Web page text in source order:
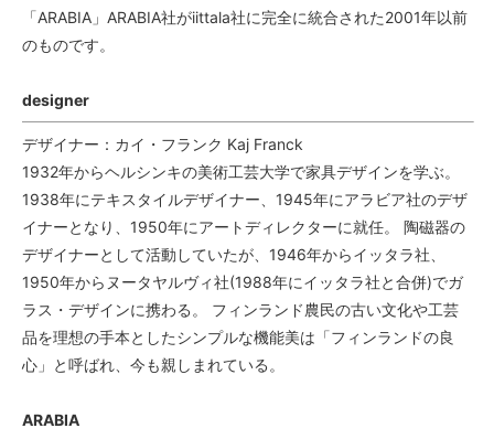
「ARABIA」ARABIA社がiittala社に完全に統合された2001年以前
のものです。
designer
デザイナー：カイ・フランク Kaj Franck
1932年からヘルシンキの美術工芸大学で家具デザインを学ぶ。
1938年にテキスタイルデザイナー、1945年にアラビア社のデザ
イナーとなり、1950年にアートディレクターに就任。 陶磁器の
デザイナーとして活動していたが、1946年からイッタラ社、
1950年からヌータヤルヴィ社(1988年にイッタラ社と合併)でガ
ラス・デザインに携わる。 フィンランド農民の古い文化や工芸
品を理想の手本としたシンプルな機能美は「フィンランドの良
心」と呼ばれ、今も親しまれている。
ARABIA